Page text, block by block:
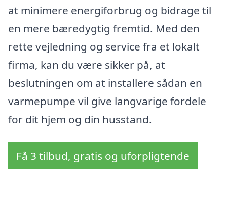
at minimere energiforbrug og bidrage til
en mere bæredygtig fremtid. Med den
rette vejledning og service fra et lokalt
firma, kan du være sikker på, at
beslutningen om at installere sådan en
varmepumpe vil give langvarige fordele
for dit hjem og din husstand.
Få 3 tilbud, gratis og uforpligtende